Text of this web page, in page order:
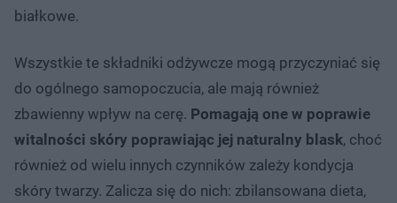
białkowe.
Wszystkie te składniki odżywcze mogą przyczyniać się
do ogólnego samopoczucia, ale mają również
zbawienny wpływ na cerę. Pomagają one w poprawie
witalności skóry poprawiając jej naturalny blask, choć
również od wielu innych czynników zależy kondycja
skóry twarzy. Zalicza się do nich: zbilansowana dieta,